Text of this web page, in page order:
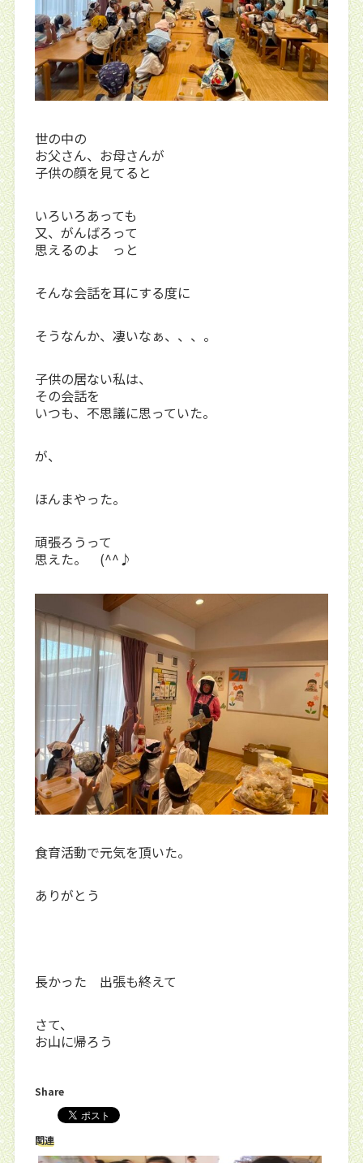
世の中の
お父さん、お母さんが
子供の顔を見てると
いろいろあっても
又、がんばろって
思えるのよ っと
そんな会話を耳にする度に
そうなんか、凄いなぁ、、、。
子供の居ない私は、
その会話を
いつも、不思議に思っていた。
が、
ほんまやった。
頑張ろうって
思えた。 (^^♪
食育活動で元気を頂いた。
ありがとう
長かった 出張も終えて
さて、
お山に帰ろう
Share
関連